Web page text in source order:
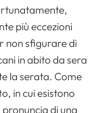
più eccezioni
non sfigurare di
in abito da sera
la serata. Come
in cui esistono
di una